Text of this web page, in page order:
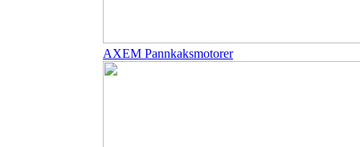
AXEM Pannkaksmotorer